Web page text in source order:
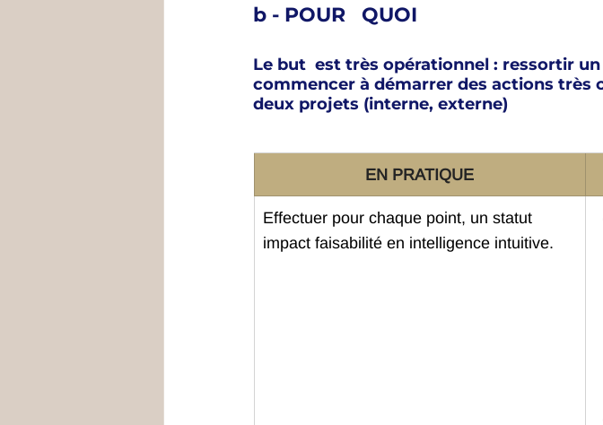
b - POUR   QUOI
Le but  est très opérationnel : ressortir
commencer à démarrer des actions
deux projets (interne, externe)
EN PRATIQUE
Effectuer pour chaque point, un statut
impact faisabilité en intelligence intuitive.